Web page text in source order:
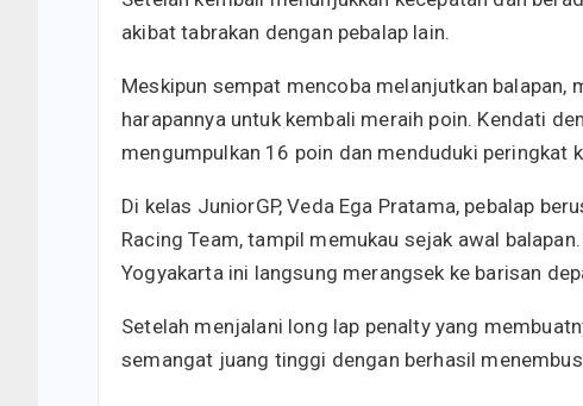
akibat tabrakan dengan pebalap lain.
Meskipun sempat mencoba melanjutkan
harapannya untuk kembali meraih poin. Kendati
mengumpulkan 16 poin dan menduduki peringkat
Di kelas JuniorGP, Veda Ega Pratama, pebalap
Racing Team, tampil memukau sejak awal
Yogyakarta ini langsung merangsek ke barisan
Setelah menjalani long lap penalty yang
semangat juang tinggi dengan berhasil